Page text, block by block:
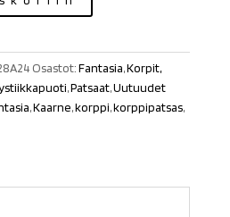
Osastot:Fantasia,Korpit,
,Patsaat,Uutuudet
,Kaarne,korppi,korppipatsas,